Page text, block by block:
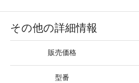
その他の詳細情報
販売価格
型番